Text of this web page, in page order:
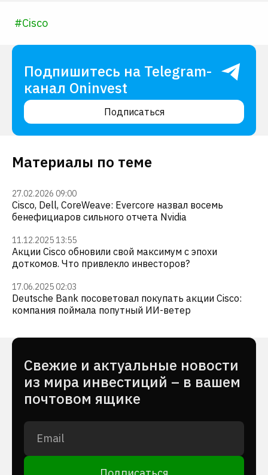
#Cisco
Подпишитесь на Telegram-
канал Oninvest
Подписаться
Материалы по теме
27.02.2026 09:00
Cisco, Dell, CoreWeave: Evercore назвал восемь
бенефициаров сильного отчета Nvidia
11.12.2025 13:55
Акции Cisco обновили свой максимум с эпохи
доткомов. Что привлекло инвесторов?
17.06.2025 02:03
Deutsche Bank посоветовал покупать акции Cisco:
компания поймала попутный ИИ-ветер
Cвежие и актуальные новости
из мира инвестиций – в вашем
почтовом ящике